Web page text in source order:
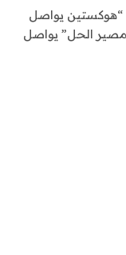
24 خبر بعنوان “هوكستين يواصل
مصير الحل” يواصل